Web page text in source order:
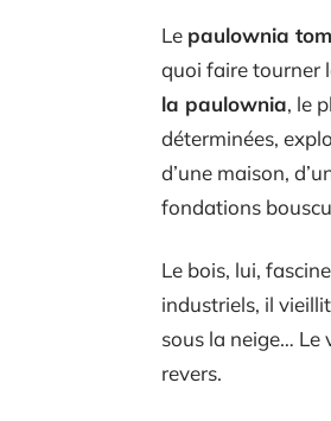
Le paulownia
quoi faire tourner
la paulownia, le
déterminées,
d’une maison,
fondations
Le bois, lui,
industriels, il
sous la neige… Le
revers.